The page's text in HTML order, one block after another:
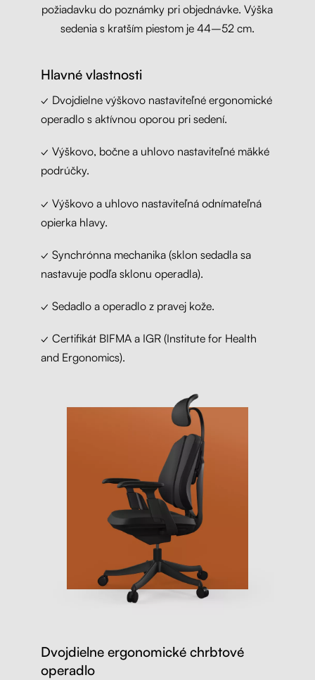
požiadavku do poznámky pri objednávke. Výška
sedenia s kratším piestom je 44–52 cm.
Hlavné vlastnosti
✓ Dvojdielne výškovo nastaviteľné ergonomické
operadlo s aktívnou oporou pri sedení.
✓ Výškovo, bočne a uhlovo nastaviteľné mäkké
podrúčky.
✓ Výškovo a uhlovo nastaviteľná odnímateľná
opierka hlavy.
✓ Synchrónna mechanika (sklon sedadla sa
nastavuje podľa sklonu operadla).
✓ Sedadlo a operadlo z pravej kože.
✓ Certifikát BIFMA a IGR (Institute for Health
and Ergonomics).
Dvojdielne ergonomické chrbtové
operadlo